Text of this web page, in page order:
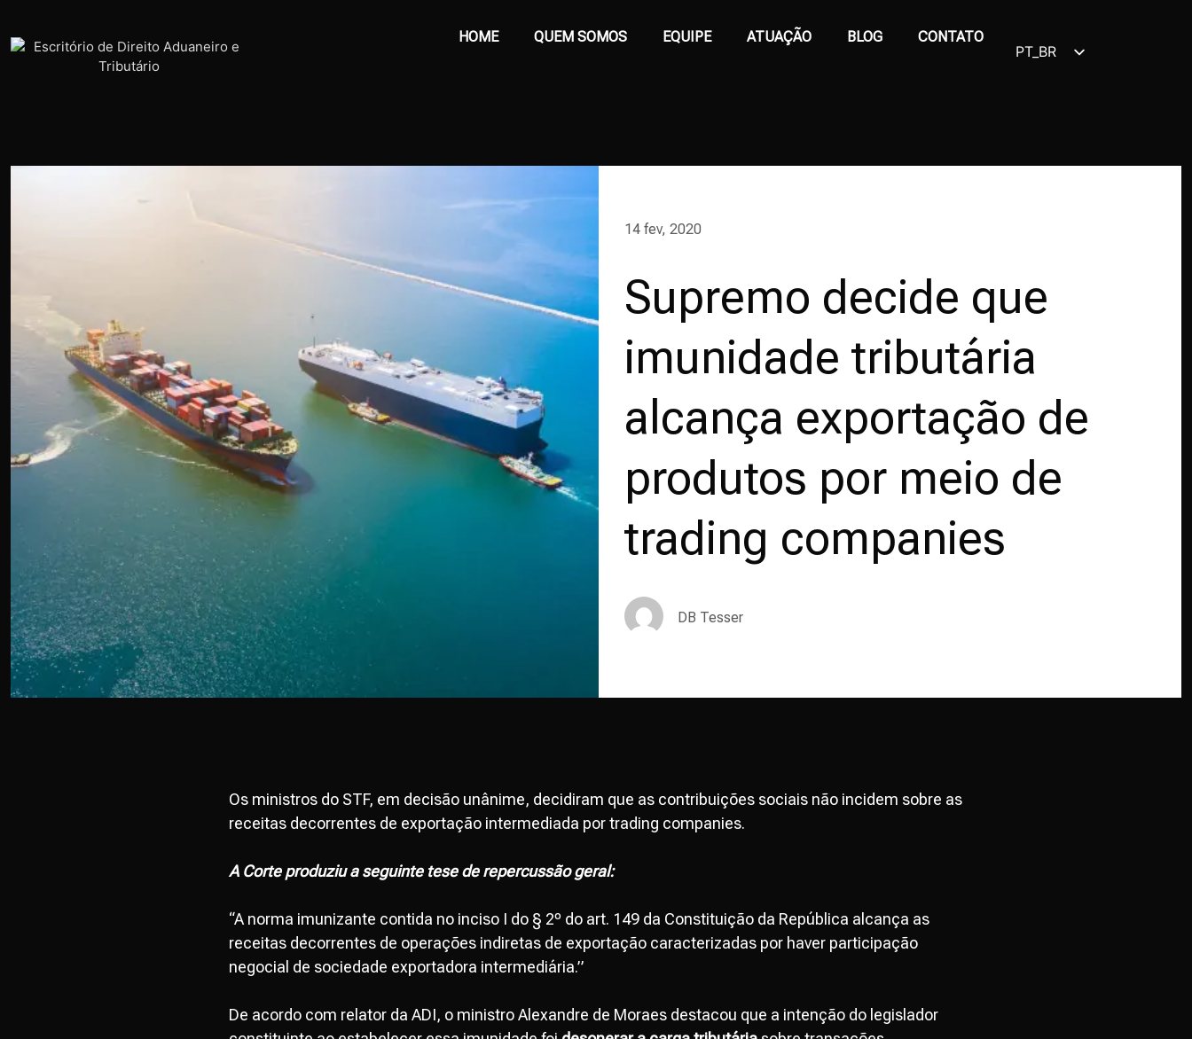
HOME QUEM SOMOS EQUIPE ATUAÇÃO BLOG CONTATO
PT_BR
14 fev, 2020
Supremo decide que
imunidade tributária
alcança exportação de
produtos por meio de
trading companies
DB Tesser
Os ministros do STF, em decisão unânime, decidiram que as contribuições sociais não incidem sobre as
receitas decorrentes de exportação intermediada por trading companies.
A Corte produziu a seguinte tese de repercussão geral:
“A norma imunizante contida no inciso I do § 2º do art. 149 da Constituição da República alcança as
receitas decorrentes de operações indiretas de exportação caracterizadas por haver participação
negocial de sociedade exportadora intermediária.”
De acordo com relator da ADI, o ministro Alexandre de Moraes destacou que a intenção do legislador